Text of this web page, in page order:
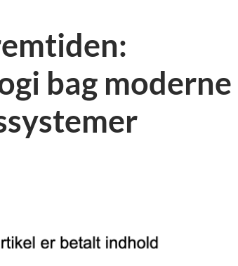
bag moderne